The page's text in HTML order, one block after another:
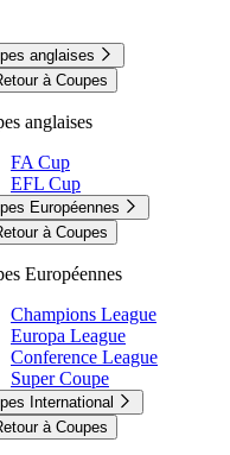
anglaises
à Coupes
anglaises
FA Cup
EFL Cup
Européennes
à Coupes
Européennes
Champions League
Europa League
Conference League
Super Coupe
International
à Coupes